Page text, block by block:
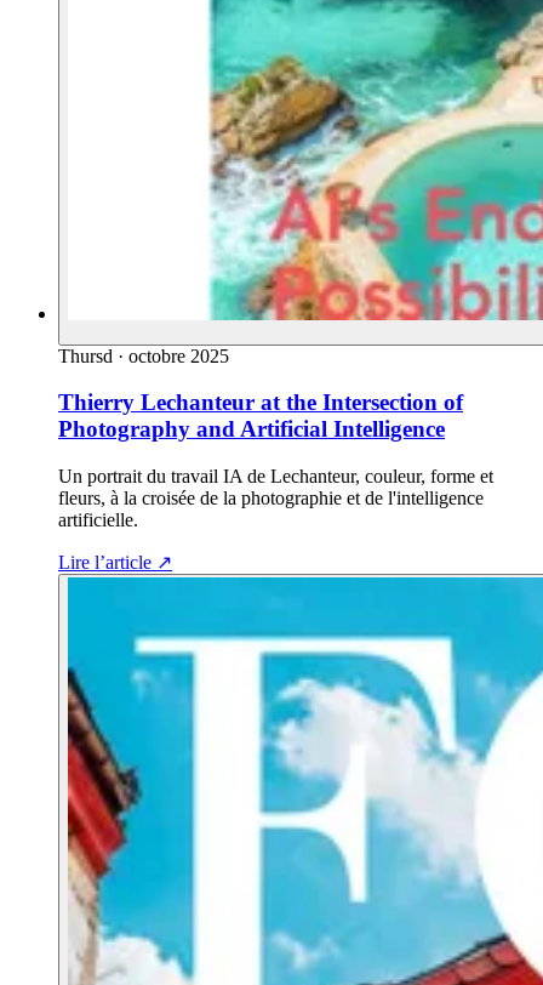
Thursd · octobre 2025
Thierry Lechanteur at the Intersection of
Photography and Artificial Intelligence
Un portrait du travail IA de Lechanteur, couleur, forme et
fleurs, à la croisée de la photographie et de l'intelligence
artificielle.
Lire l’article ↗